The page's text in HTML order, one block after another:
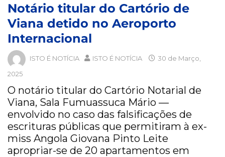
Notário titular do Cartório de
Viana detido no Aeroporto
Internacional
ISTO É NOTÍCIA ISTO É NOTÍCIA
30 de Março,
2025
O notário titular do Cartório Notarial de
Viana, Sala Fumuassuca Mário —
envolvido no caso das falsificações de
escrituras públicas que permitiram à ex-
miss Angola Giovana Pinto Leite
apropriar-se de 20 apartamentos em